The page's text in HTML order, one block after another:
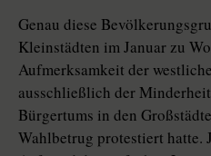
Genau diese
Kleinstädten im Januar zu
Aufmerksamkeit der
ausschließlich der
Bürgertums in den
Wahlbetrug protestiert hatte.